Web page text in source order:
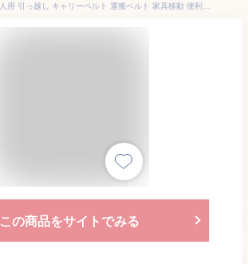
運搬 ベルト 一人用 引っ越し キャリーベルト 運搬ベルト 家具移動 便利グッズ 冷蔵庫 運搬ベルト 家具移動 重たい荷物を楽々運べる 耐荷重300 負荷軽減 取り付け簡単 長さ調整可能 持ち運び便利 引越し 家具の運搬に最適
この商品をサイトでみる